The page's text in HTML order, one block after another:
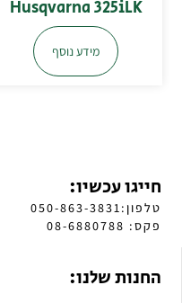
Husqvarna 325iLK
מידע נוסף
חייגו עכשיו:
טלפון:050-863-3831
פקס: 08-6880788
החנות שלנו: